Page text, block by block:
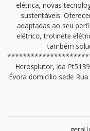
elétrica, novas
sustentáveis.
adaptadas ao seu
elétrico, trotinete
também
Herosplutor, lda
Évora domicilio sede